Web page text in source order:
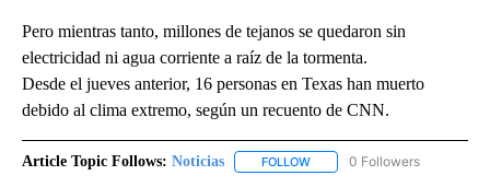
Pero mientras tanto, millones de tejanos se quedaron sin
electricidad ni agua corriente a raíz de la tormenta.
Desde el jueves anterior, 16 personas en Texas han muerto
debido al clima extremo, según un recuento de CNN.
Article Topic Follows: Noticias FOLLOW FOLLOW "NOTICIAS" TO
0 Followers